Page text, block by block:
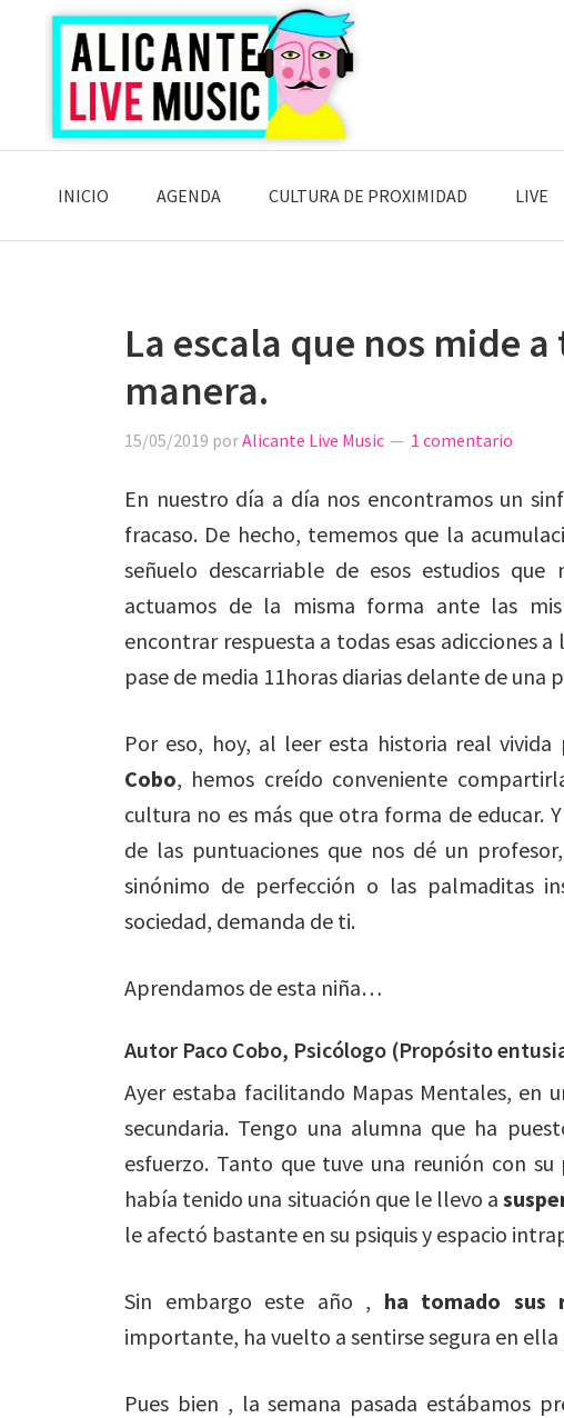
Saltar
navegación
principal
Saltar
contenido
principal
Saltar
lateral
principalINICIO AGENDA CULTURA DE PROXIMIDAD LIVE
La escala que nos mide
manera.
15/05/2019 porAlicante Live Music 1 comentario
En nuestro día a día nos encontramos un
fracaso. De hecho, tememos que la
señuelo descarriable de esos estudios
actuamos de la misma forma ante las
encontrar respuesta a todas esas adicciones
pase de media 11horas diarias delante de una
Por eso, hoy, al leer esta historia real
Cobo, hemos creído conveniente
cultura no es más que otra forma de educar.
de las puntuaciones que nos dé un
sinónimo de perfección o las palmaditas
sociedad, demanda de ti.
Aprendamos de esta niña…
Autor Paco Cobo, Psicólogo (Propósito
Ayer estaba facilitando Mapas Mentales, en
secundaria. Tengo una alumna que ha
esfuerzo. Tanto que tuve una reunión con
había tenido una situación que le llevo a
le afectó bastante en su psiquis y espacio
Sin embargo este año , ha tomado sus
importante, ha vuelto a sentirse segura en
Pues bien , la semana pasada estábamos